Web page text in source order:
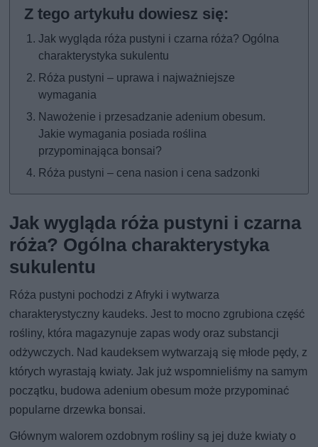
Jak wygląda róża pustyni i czarna róża? Ogólna
charakterystyka sukulentu
Róża pustyni – uprawa i najważniejsze
wymagania
Nawożenie i przesadzanie adenium obesum.
Jakie wymagania posiada roślina
przypominająca bonsai?
Róża pustyni – cena nasion i cena sadzonki
Jak wygląda róża pustyni i czarna
róża? Ogólna charakterystyka
sukulentu
Róża pustyni pochodzi z Afryki i wytwarza
charakterystyczny kaudeks. Jest to mocno zgrubiona część
rośliny, która magazynuje zapas wody oraz substancji
odżywczych. Nad kaudeksem wytwarzają się młode pędy, z
których wyrastają kwiaty. Jak już wspomnieliśmy na samym
początku, budowa adenium obesum może przypominać
popularne drzewka bonsai.
Głównym walorem ozdobnym rośliny są jej duże kwiaty o